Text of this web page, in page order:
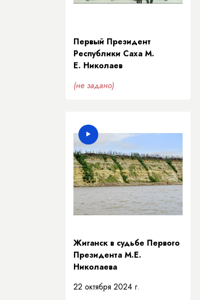
Первый Президент
Республики Саха М.
Е. Николаев
(не задано)
Жиганск в судьбе Первого
Президента М.Е.
Николаева
22 октября 2024 г.